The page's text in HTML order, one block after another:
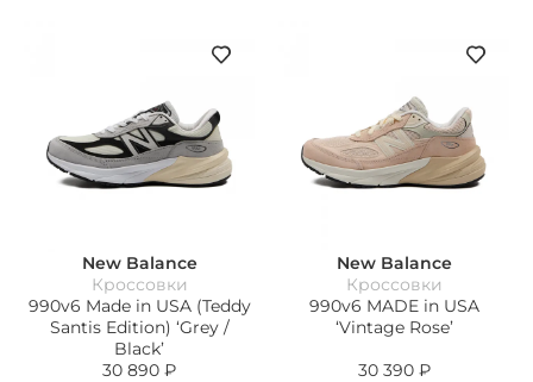
New Balance
Кроссовки
990v6 Made in USA (Teddy
Santis Edition) ‘Grey /
Black’
30 890 ₽
New Balance
Кроссовки
990v6 MADE in USA
‘Vintage Rose’
30 390 ₽